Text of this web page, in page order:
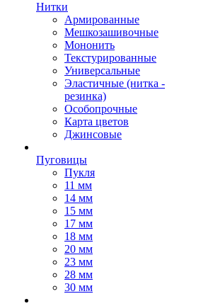
Нитки
Армированные
Мешкозашивочные
Мононить
Текстурированные
Универсальные
Эластичные (нитка -
резинка)
Особопрочные
Карта цветов
Джинсовые
Пуговицы
Пукля
11 мм
14 мм
15 мм
17 мм
18 мм
20 мм
23 мм
28 мм
30 мм